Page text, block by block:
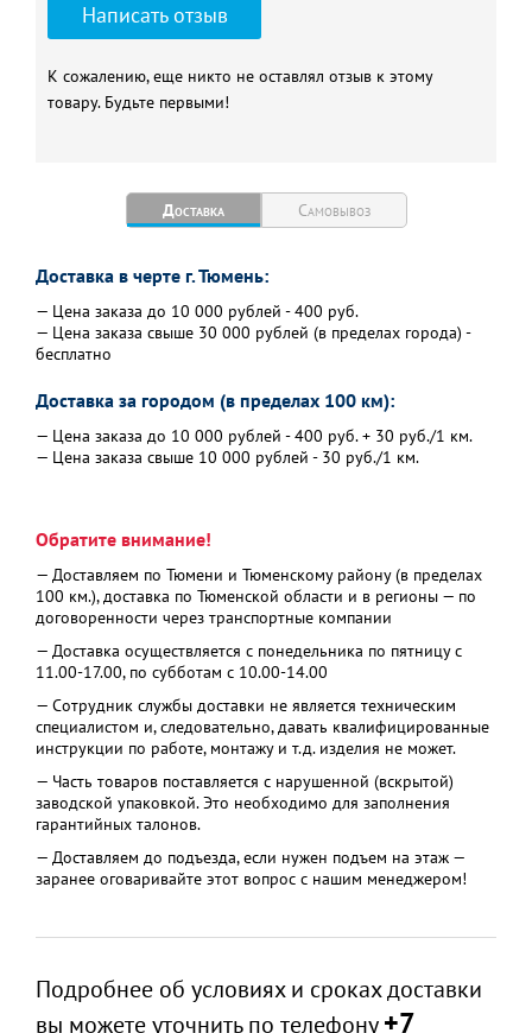
Написать отзыв
К сожалению, еще никто не оставлял отзыв к этому
товару. Будьте первыми!
Доставка Самовывоз
Доставка в черте г. Тюмень:
— Цена заказа до 10 000 рублей - 400 руб.
— Цена заказа свыше 30 000 рублей (в пределах города) -
бесплатно
Доставка за городом (в пределах 100 км):
— Цена заказа до 10 000 рублей - 400 руб. + 30 руб./1 км.
— Цена заказа свыше 10 000 рублей - 30 руб./1 км.
Обратите внимание!
— Доставляем по Тюмени и Тюменскому району (в пределах
100 км.), доставка по Тюменской области и в регионы — по
договоренности через транспортные компании
— Доставка осуществляется с понедельника по пятницу с
11.00-17.00, по субботам с 10.00-14.00
— Сотрудник службы доставки не является техническим
специалистом и, следовательно, давать квалифицированные
инструкции по работе, монтажу и т.д. изделия не может.
— Часть товаров поставляется с нарушенной (вскрытой)
заводской упаковкой. Это необходимо для заполнения
гарантийных талонов.
— Доставляем до подъезда, если нужен подъем на этаж —
заранее оговаривайте этот вопрос с нашим менеджером!
Подробнее об условиях и сроках доставки
вы можете уточнить по телефону+7